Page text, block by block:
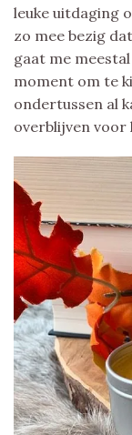
leuke uitdaging
zo mee bezig
gaat me
moment om te
ondertussen al
overblijven voor